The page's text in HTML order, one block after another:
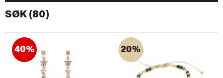
SØK (80)
40% 20%